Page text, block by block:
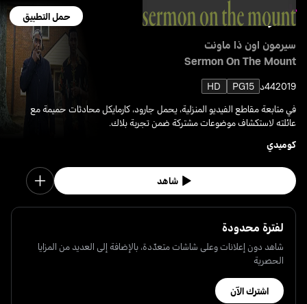
حمل التطبيق
سيرمون اون ذا ماونت
Sermon On The Mount
201944د PG15
HD
في متابعة مقاطع الفيديو المنزلية، يحمل جارود، كارمايكل محادثات حميمة مع
عائلته لاستكشاف موضوعات مشتركة ضمن تجربة بلاك.
كوميدي
شاهد
لفترة محدودة
شاهد دون إعلانات وعلى شاشات متعدّدة، بالإضافة إلى العديد من المزايا
الحصرية
اشترك الآن